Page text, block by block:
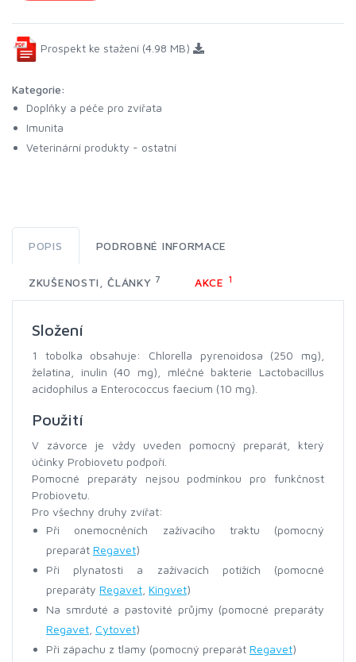
Prospekt ke stažení (4.98 MB)
Kategorie:
Doplňky a péče pro zvířata
Imunita
Veterinární produkty - ostatní
POPIS PODROBNÉ INFORMACE
ZKUŠENOSTI, ČLÁNKY 7 AKCE 1
Složení
1 tobolka obsahuje: Chlorella pyrenoidosa (250 mg),
želatina, inulin (40 mg), mléčné bakterie Lactobacillus
acidophilus a Enterococcus faecium (10 mg).
Použití
V závorce je vždy uveden pomocný preparát, který
účinky Probiovetu podpoří.
Pomocné preparáty nejsou podmínkou pro funkčnost
Probiovetu.
Pro všechny druhy zvířat:
Při onemocněních zažívacího traktu (pomocný
preparát Regavet)
Při plynatosti a zažívacích potížích (pomocné
preparáty Regavet Kingvet)
Na smrduté a pastovité průjmy (pomocné preparáty
Regavet Cytovet)
Při zápachu z tlamy (pomocný preparát Regavet)